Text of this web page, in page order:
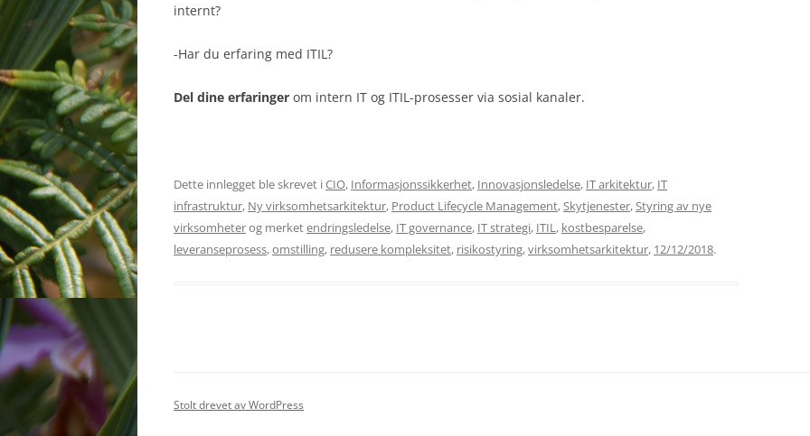
internt?
-Har du erfaring med ITIL?
Del dine erfaringer om intern IT og ITIL-prosesser via sosial kanaler.
Dette innlegget ble skrevet iCIO, Informasjonssikkerhet, Innovasjonsledelse, IT arkitektur, IT
infrastruktur, Ny virksomhetsarkitektur, Product Lifecycle Management,Skytjenester,Styring av nye
virksomheterog merketendringsledelse, IT governance, IT strategi, ITIL, kostbesparelse,
leveranseprosess,omstilling, redusere kompleksitet, risikostyring,virksomhetsarkitektur, 12/12/2018.
Stolt drevet av WordPress